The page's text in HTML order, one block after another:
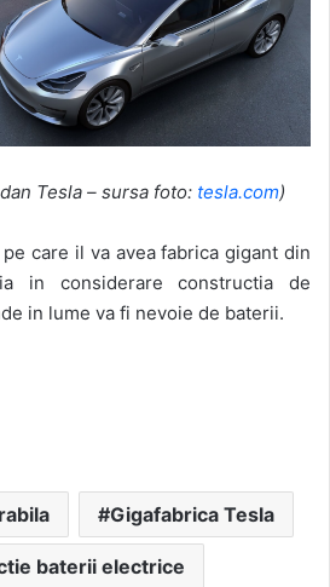
Tesla – sursa foto: tesla.com)
care il va avea fabrica gigant din
in considerare constructia de
in lume va fi nevoie de baterii.
Gigafabrica Tesla
baterii electrice